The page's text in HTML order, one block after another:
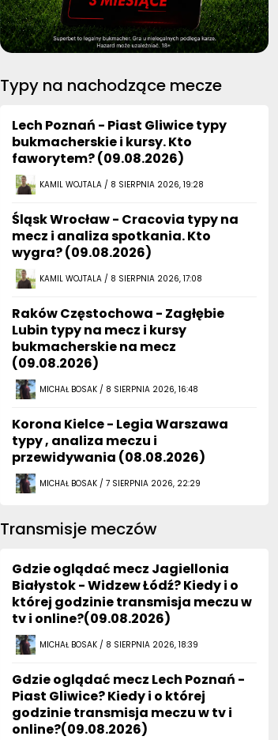
Typy na nachodzące mecze
Lech Poznań - Piast Gliwice typy
bukmacherskie i kursy. Kto
faworytem? (09.08.2026)
KAMIL WOJTALA / 8 SIERPNIA 2026, 19:28
Śląsk Wrocław - Cracovia typy na
mecz i analiza spotkania. Kto
wygra? (09.08.2026)
KAMIL WOJTALA / 8 SIERPNIA 2026, 17:08
Raków Częstochowa - Zagłębie
Lubin typy na mecz i kursy
bukmacherskie na mecz
(09.08.2026)
MICHAŁ BOSAK / 8 SIERPNIA 2026, 16:48
Korona Kielce - Legia Warszawa
typy , analiza meczu i
przewidywania (08.08.2026)
MICHAŁ BOSAK / 7 SIERPNIA 2026, 22:29
Transmisje meczów
Gdzie oglądać mecz Jagiellonia
Białystok - Widzew Łódź? Kiedy i o
której godzinie transmisja meczu w
tv i online?(09.08.2026)
MICHAŁ BOSAK / 8 SIERPNIA 2026, 18:39
Gdzie oglądać mecz Lech Poznań -
Piast Gliwice? Kiedy i o której
godzinie transmisja meczu w tv i
online?(09.08.2026)